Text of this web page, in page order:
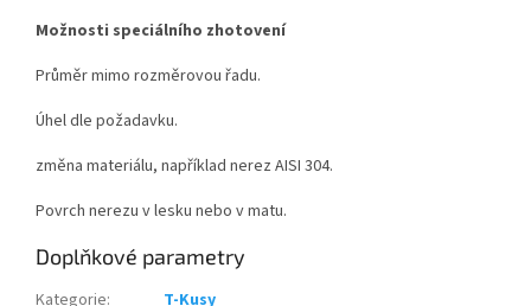
Možnosti speciálního zhotovení
Průměr mimo rozměrovou řadu.
Úhel dle požadavku.
změna materiálu, například nerez AISI 304.
Povrch nerezu v lesku nebo v matu.
Doplňkové parametry
Kategorie:
T-Kusy